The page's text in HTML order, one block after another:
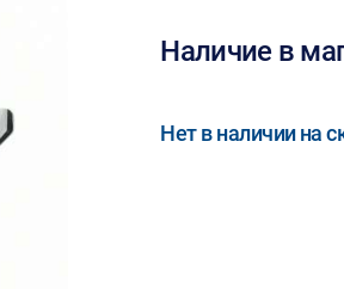
Наличие в
Нет в наличии на